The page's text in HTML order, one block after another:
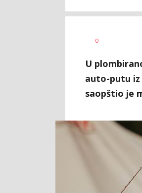
AUTOR
0
U
auto-putu iz
saopštio je